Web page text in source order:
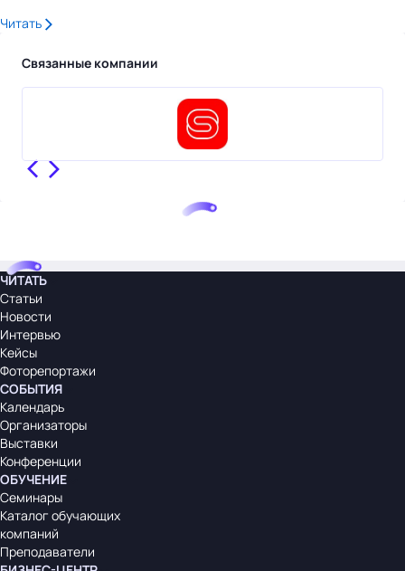
Читать
Связанные компании
ЧИТАТЬ
Статьи
Новости
Интервью
Кейсы
Фоторепортажи
СОБЫТИЯ
Календарь
Организаторы
Выставки
Конференции
ОБУЧЕНИЕ
Семинары
Каталог обучающих
компаний
Преподаватели